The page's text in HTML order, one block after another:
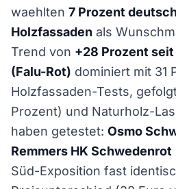
waehlten 7 Prozent
Holzfassaden als
Trend von +28 Prozent
(Falu-Rot) dominiert mit 31
Holzfassaden-Tests,
Prozent) und Naturholz-
haben getestet: Osmo
Remmers HK Schwedenrot
Süd-Exposition fast